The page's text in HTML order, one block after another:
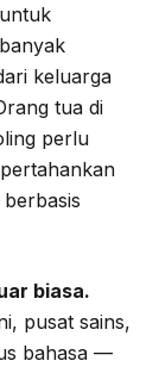
keluarga
tua di
perlu
biasa.
pusat sains,
bahasa —